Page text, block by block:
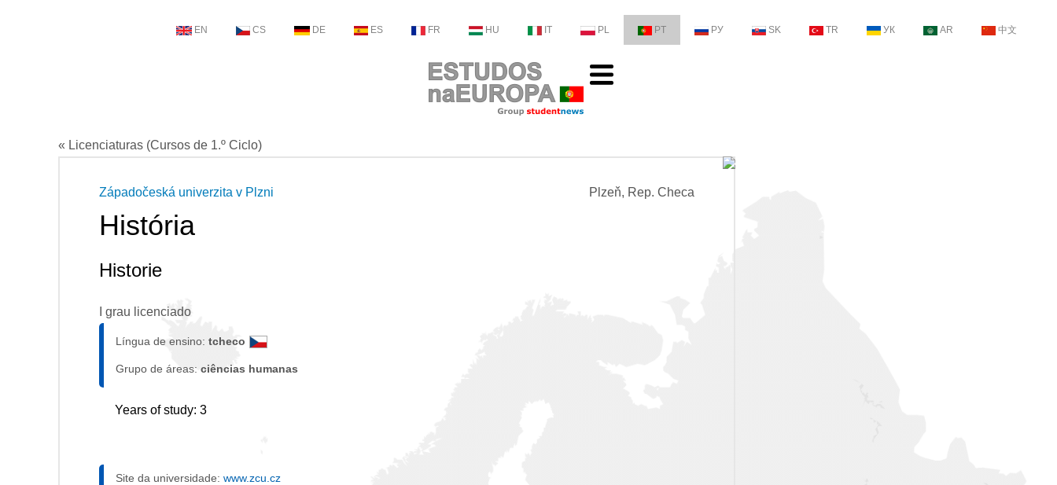
EN CS DE ES FR HU IT PL PT РУ SK TR УК AR 中文
« Licenciaturas (Cursos de 1.º Ciclo)
Plzeň, Rep. Checa
Západočeská univerzita v Plzni
História
Historie
I grau licenciado
Língua de ensino: tcheco
Grupo de áreas: ciências humanas
Years of study: 3
Site da universidade: www.zcu.cz